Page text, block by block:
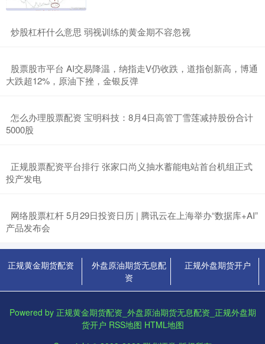
​炒股杠杆什么意思 弱视训练的黄金期不容忽视
​股票股市平台 AI交易降温，纳指走V仍收跌，道指创新高，博通
大跌超12%，原油下挫，金银反弹
​怎么办理股票配资 宝明科技：8月4日高管丁雪莲减持股份合计
5000股
​正规股票配资平台排行 张家口尚义抽水蓄能电站首台机组正式
投产发电
​网络股票杠杆 5月29日投资日历 | 腾讯云在上海举办“数据库+AI”
产品发布会
正规黄金期货配资
外盘原油期货无息配
资
正规外盘期货开户
Powered by 正规黄金期货配资_外盘原油期货无息配资_正规外盘期
货开户 RSS地图 HTML地图